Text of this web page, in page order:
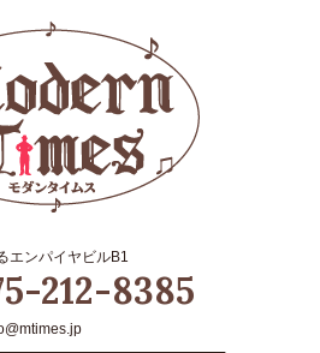
エンパイヤビルB1
212-8385